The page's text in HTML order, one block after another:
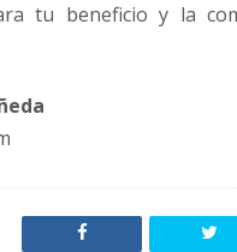
tu beneficio y la